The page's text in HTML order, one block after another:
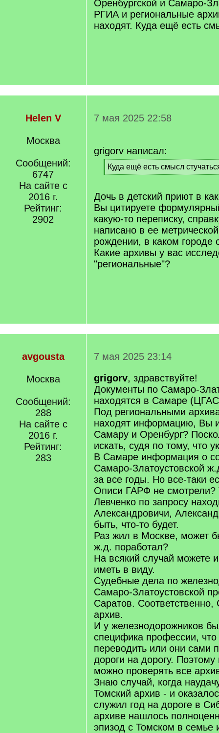
Оренбургской и Самаро-
РГИА и региональные
находят. Куда ещё есть
Helen V
Москва
Сообщений:
6747
На сайте с
2016 г.
Рейтинг:
2902
7 мая 2025 22:58
grigorv написал:
[
q
Куда ещё есть смысл
[
q
Дочь в детский приют в
Вы цитируете
какую-то переписку,
написано в ее
рождении, в каком городе
Какие архивы у вас
"региональные"?
avgousta
Москва
Сообщений:
288
На сайте с
2016 г.
Рейтинг:
283
7 мая 2025 23:14
grigorv, здравствуйте!
Документы по Самаро-
находятся в Самаре
Под региональными
находят информацию, Вы
Самару и Оренбург?
искать, судя по тому, что
В Самаре информация о
Самаро-Златоустовской
за все годы. Но все-таки
Описи ГАРФ не смотрели?
Левченко по запросу
Александровичи,
быть, что-то будет.
Раз жил в Москве, может
ж.д. поработал?
На всякий случай можете
иметь в виду.
Судебные дела по
Самаро-Златоустовской
Саратов. Соответственно,
архив.
И у железнодорожников
специфика профессии, что
переводить или они сами
дороги на дорогу. Поэтому
можно проверять все
Знаю случай, когда
Томский архив - и
служил год на дороге в
архиве нашлось
эпизод с Томском в семье